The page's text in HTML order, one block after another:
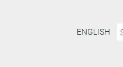
ENGLISH